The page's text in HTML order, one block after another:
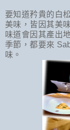
要知道矜貴的白
美味，皆因其美
味道會因其產出
季節，都要來
味。